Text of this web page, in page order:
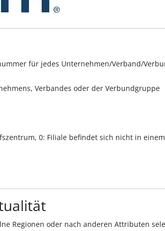
für jedes Unternehmen/Verband/
Verbandes oder der Verbundgruppe
0: Filiale befindet sich nicht in
Regionen oder nach anderen Attributen